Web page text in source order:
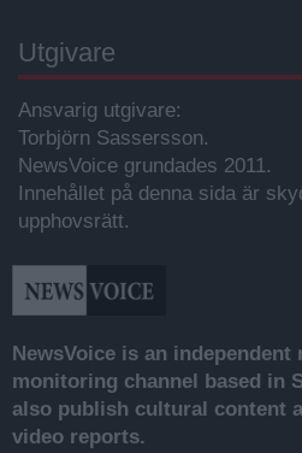
Utgivare
Ansvarig utgivare:
Torbjörn Sassersson.
NewsVoice grundades 2011.
Innehållet på denna sida är
upphovsrätt.
NewsVoice is an independent
monitoring channel based in
also publish cultural content
video reports.